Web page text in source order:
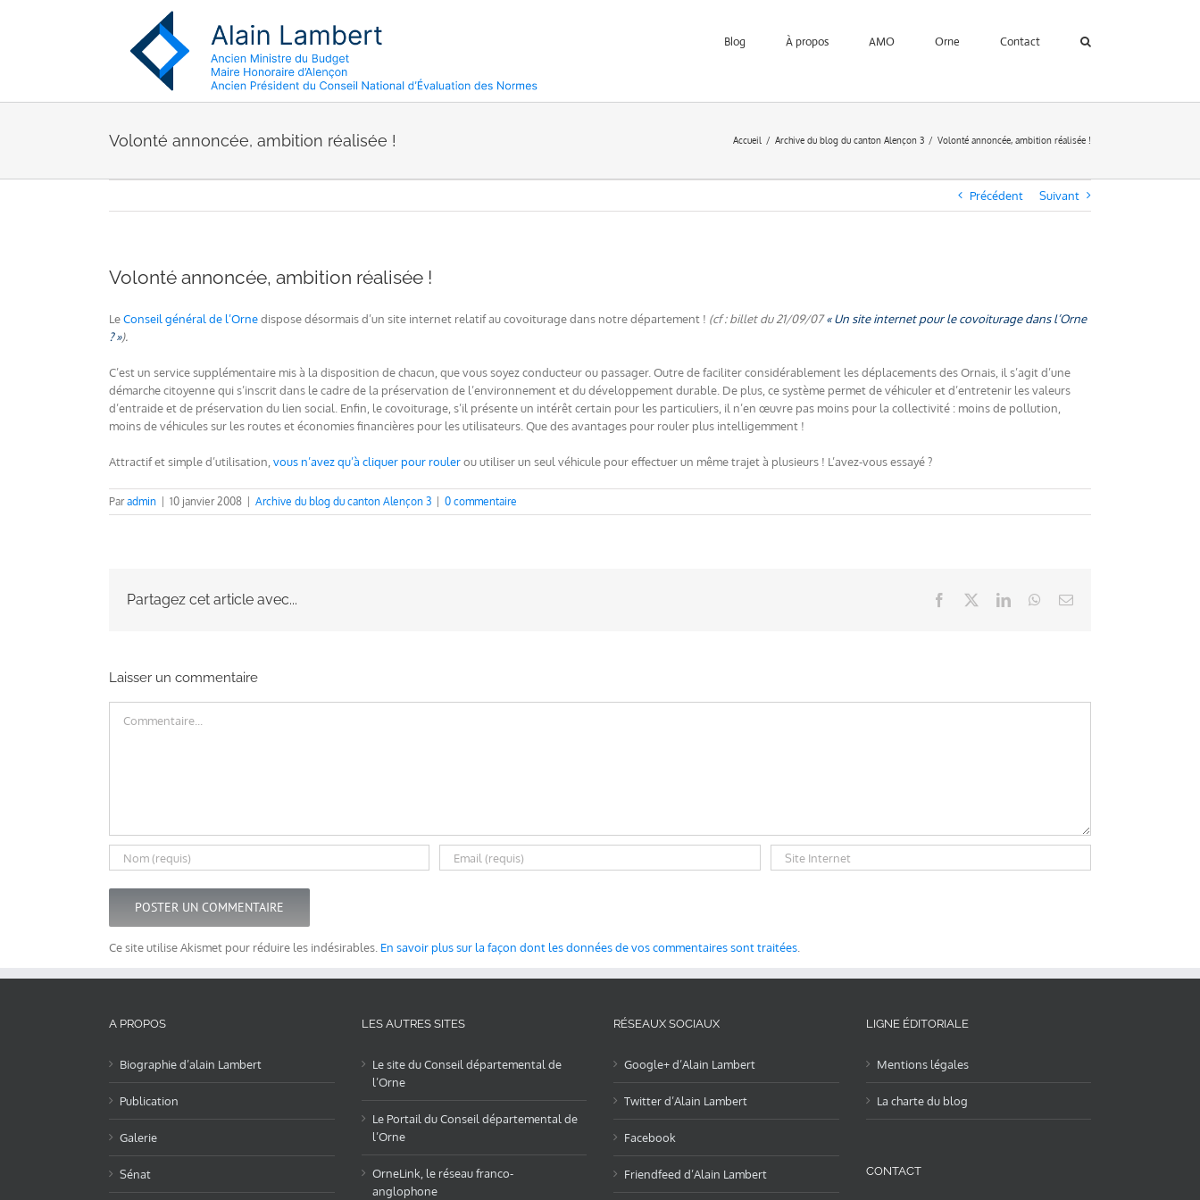
Blog À propos AMO Orne Contact
Volonté annoncée, ambition réalisée ! Accueil Archive du blog du canton Alençon 3 Volonté annoncée, ambition réalisée !
Précédent Suivant
Volonté annoncée, ambition réalisée !
LeConseil général de l’Ornedispose désormais d’un site internet relatif au covoiturage dans notre département ! (cf : billet du 21/09/07« Un site internet pour le covoiturage dans l’Orne
? »).
C’est un service supplémentaire mis à la disposition de chacun, que vous soyez conducteur ou passager. Outre de faciliter considérablement les déplacements des Ornais, il s’agit d’une
démarche citoyenne qui s’inscrit dans le cadre de la préservation de l’environnement et du développement durable. De plus, ce système permet de véhiculer et d’entretenir les valeurs
d’entraide et de préservation du lien social. Enfin, le covoiturage, s’il présente un intérêt certain pour les particuliers, il n’en œuvre pas moins pour la collectivité : moins de pollution,
moins de véhicules sur les routes et économies financières pour les utilisateurs. Que des avantages pour rouler plus intelligemment !
Attractif et simple d’utilisation, vous n’avez qu’à cliquer pour roulerou utiliser un seul véhicule pour effectuer un même trajet à plusieurs ! L’avez-vous essayé ?
Paradmin 10 janvier 2008 Archive du blog du canton Alençon 3 0 commentaire
Partagez cet article avec... Facebook LinkedInWhatsApp
Email
Laisser un commentaire
Ce site utilise Akismet pour réduire les indésirables. En savoir plus sur la façon dont les données de vos commentaires sont traitées
A PROPOS
Biographie d’alain Lambert
Publication
Galerie
Sénat
LES AUTRES SITES
Le site du Conseil départemental de
l’Orne
Le Portail du Conseil départemental de
l’Orne
OrneLink, le réseau franco-
anglophone
RÉSEAUX SOCIAUX
Google+ d’Alain Lambert
Twitter d’Alain Lambert
Facebook
Friendfeed d’Alain Lambert
LIGNE ÉDITORIALE
Mentions légales
La charte du blog
CONTACT